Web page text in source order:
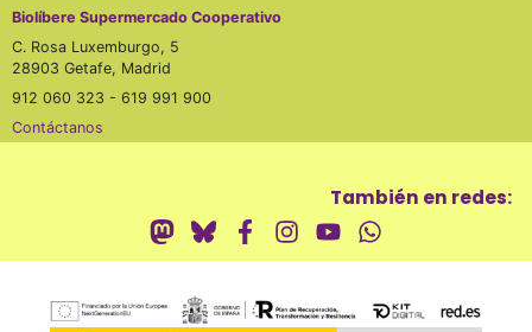
Biolíbere Supermercado Cooperativo
C. Rosa Luxemburgo, 5
28903 Getafe, Madrid
912 060 323 - 619 991 900
Contáctanos
También en redes: